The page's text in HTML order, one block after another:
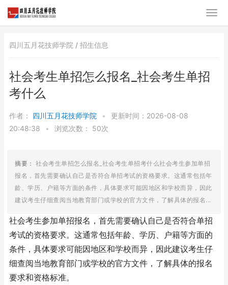
四川五月花技师学院 / 招生信息
社会考生单招怎么报名_社会考生单招
考什么
作者： 四川五月花技师学院 •
更新时间：2026-08-08
20:48:38
• 浏览次数： 50次
摘要： 社会考生单招怎么报名_社会考生单招考什么社会考生参加单招
报名，首先需要确认自己是否符合单招考试的资格要求。这通常包括年
龄、学历、户籍等方面的条件，具体要求可能因地区和学校而异，因此
建议考生仔细查阅当地教育部门或学校的官方文件，了解具体的报名...
社会考生参加单招报名，首先需要确认自己是否符合单招
考试的资格要求。这通常包括年龄、学历、户籍等方面的
条件，具体要求可能因地区和学校而异，因此建议考生仔
细查阅当地教育部门或学校的官方文件，了解具体的报名
要求和资格标准。